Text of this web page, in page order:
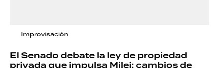
Improvisación
El Senado debate la ley de propiedad
privada que impulsa Milei: cambios de